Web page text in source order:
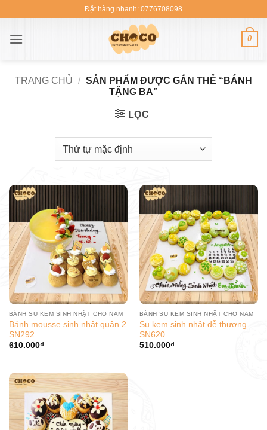
nội
Đặt hàng nhanh: 0776708098
0
TRANG CHỦ / SẢN PHẨM ĐƯỢC GẮN THẺ “BÁNH
TẶNG BA”
LỌC
BÁNH SU KEM SINH NHẬT CHO NAM
Bánh mousse sinh nhật quận 2
SN292
610.000₫
BÁNH SU KEM SINH NHẬT CHO NAM
Su kem sinh nhật dễ thương
SN620
510.000₫